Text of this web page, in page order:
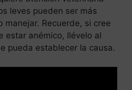
leves pueden ser más
manejar. Recuerde, si cree
estar anémico, llévelo al
pueda establecer la causa.